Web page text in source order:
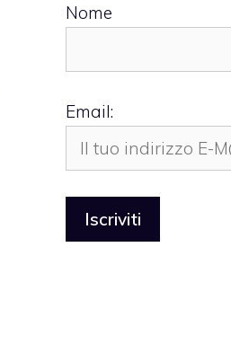
Nome
Email: